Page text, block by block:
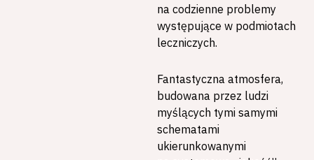
na codzienne problemy
występujące w podmiotach
leczniczych.
Fantastyczna atmosfera,
budowana przez ludzi
myślących tymi samymi
schematami
ukierunkowanymi